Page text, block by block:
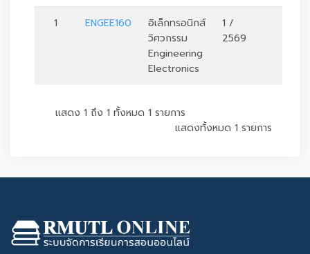
1 ENGEE160
อิเล็กทรอนิกส์
วิศวกรรม
Engineering
Electronics
1 /
2569
แสดง 1 ถึง 1 ทั้งหมด 1 รายการ
แสดงทั้งหมด 1 รายการ